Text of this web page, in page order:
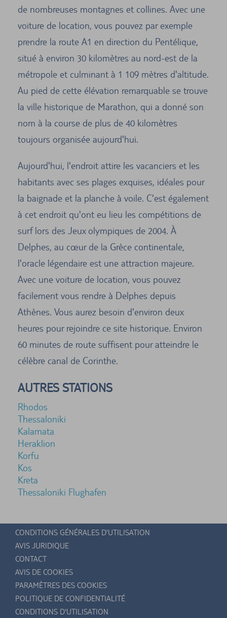
de nombreuses montagnes et collines. Avec une
voiture de location, vous pouvez par exemple
prendre la route A1 en direction du Pentélique,
situé à environ 30 kilomètres au nord-est de la
métropole et culminant à 1 109 mètres d'altitude.
Au pied de cette élévation remarquable se trouve
la ville historique de Marathon, qui a donné son
nom à la course de plus de 40 kilomètres
toujours organisée aujourd'hui.
Aujourd'hui, l'endroit attire les vacanciers et les
habitants avec ses plages exquises, idéales pour
la baignade et la planche à voile. C'est également
à cet endroit qu'ont eu lieu les compétitions de
surf lors des Jeux olympiques de 2004. À
Delphes, au cœur de la Grèce continentale,
l'oracle légendaire est une attraction majeure.
Avec une voiture de location, vous pouvez
facilement vous rendre à Delphes depuis
Athènes. Vous aurez besoin d'environ deux
heures pour rejoindre ce site historique. Environ
60 minutes de route suffisent pour atteindre le
célèbre canal de Corinthe.
AUTRES STATIONS
Rhodos
Thessaloniki
Kalamata
Heraklion
Korfu
Kos
Kreta
Thessaloniki Flughafen
CONDITIONS GÉNÉRALES D'UTILISATION
AVIS JURIDIQUE
CONTACT
AVIS DE COOKIES
PARAMÈTRES DES COOKIES
POLITIQUE DE CONFIDENTIALITÉ
CONDITIONS D'UTILISATION